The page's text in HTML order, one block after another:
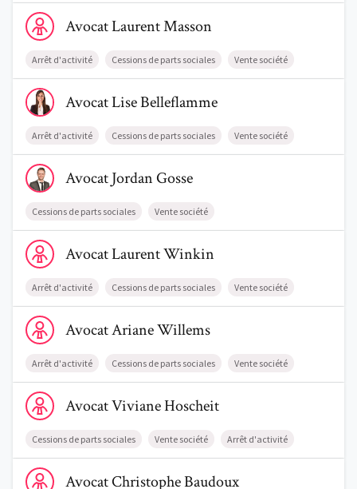
Voir le profil de AvocatLaurent Masson
AvocatLaurentMasson
Arrêt d'activité Cessions de parts sociales Vente société
Voir le profil de AvocatLise Belleflamme
AvocatLiseBelleflamme
Arrêt d'activité Cessions de parts sociales Vente société
Voir le profil de AvocatJordan Gosse
AvocatJordanGosse
Cessions de parts sociales Vente société
Voir le profil de AvocatLaurent Winkin
AvocatLaurentWinkin
Arrêt d'activité Cessions de parts sociales Vente société
Voir le profil de AvocatAriane Willems
AvocatArianeWillems
Arrêt d'activité Cessions de parts sociales Vente société
Voir le profil de AvocatViviane Hoscheit
AvocatVivianeHoscheit
Cessions de parts sociales Vente société Arrêt d'activité
Voir le profil de AvocatChristophe Baudoux
AvocatChristopheBaudoux